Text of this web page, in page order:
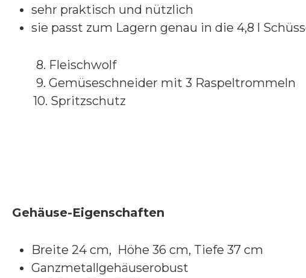
sehr praktisch und nützlich
sie passt zum Lagern genau in die 4,8 l
8. Fleischwolf
9. Gemüseschneider mit 3 Raspeltrommeln
10. Spritzschutz
Gehäuse-Eigenschaften
Breite 24 cm, Höhe 36 cm, Tiefe 37 cm
Ganzmetallgehäuserobust